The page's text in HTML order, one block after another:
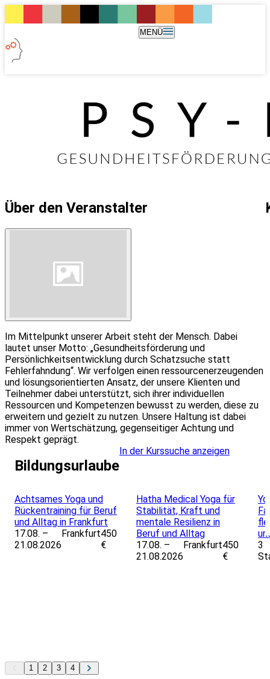
MENÜ
Über den Veranstalter
Im Mittelpunkt unserer Arbeit steht der Mensch. Dabei
lautet unser Motto: „Gesundheitsförderung und
Persönlichkeitsentwicklung durch Schatzsuche statt
Fehlerfahndung“. Wir verfolgen einen ressourcenerzeugenden
und lösungsorientierten Ansatz, der unsere Klienten und
Teilnehmer dabei unterstützt, sich ihrer individuellen
Ressourcen und Kompetenzen bewusst zu werden, diese zu
erweitern und gezielt zu nutzen. Unsere Haltung ist dabei
immer von Wertschätzung, gegenseitiger Achtung und
Respekt geprägt.
Bildungsurlaube
In der Kurssuche anzeigen
Achtsames Yoga und
Rückentraining für Beruf
und Alltag in Frankfurt
17.08. –
21.08.2026
Frankfurt450
€
Hatha Medical Yoga für
Stabilität, Kraft und
mentale Resilienz in
Beruf und Alltag
17.08. –
21.08.2026
Frankfurt450
€
3
1 2 3 4